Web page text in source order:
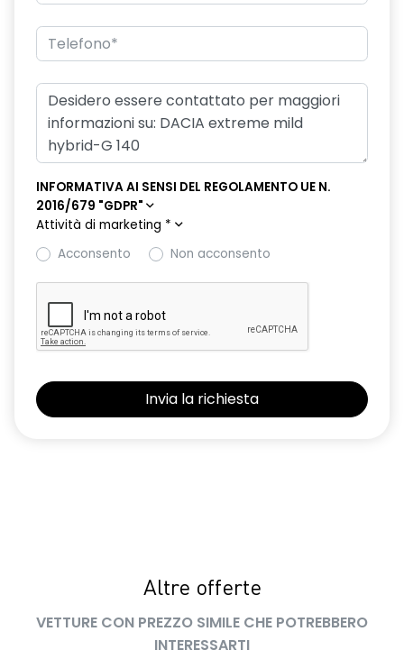
INFORMATIVA AI SENSI DEL REGOLAMENTO UE N.
2016/679 "GDPR"
Attività di marketing *
Acconsento
Non acconsento
Altre offerte
VETTURE CON PREZZO SIMILE CHE POTREBBERO
INTERESSARTI